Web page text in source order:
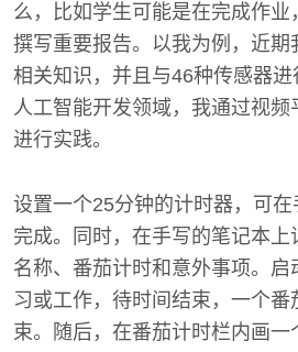
么，比如学生可能是在完成作业
撰写重要报告。以我为例，近
相关知识，并且与46种传感器
人工智能开发领域，我通过视频
进行实践。
设置一个25分钟的计时器，可
完成。同时，在手写的笔记本上
名称、番茄计时和意外事项。启
习或工作，待时间结束，一个番
束。随后，在番茄计时栏内画一